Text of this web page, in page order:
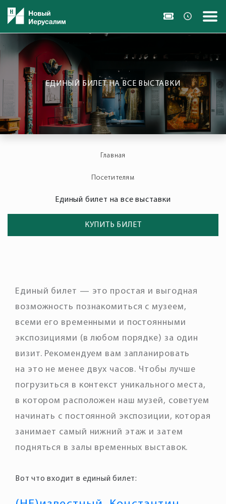
ЕДИНЫЙ БИЛЕТ НА ВСЕ ВЫСТАВКИ
Главная
Посетителям
Единый билет на все выставки
КУПИТЬ БИЛЕТ
Единый билет — это простая и выгодная
возможность познакомиться с музеем,
всеми его временными и постоянными
экспозициями (в любом порядке) за один
визит. Рекомендуем вам запланировать
на это не менее двух часов. Чтобы лучше
погрузиться в контекст уникального места,
в котором расположен наш музей, советуем
начинать с постоянной экспозиции, которая
занимает самый нижний этаж и затем
подняться в залы временных выставок.
Вот что входит в единый билет: